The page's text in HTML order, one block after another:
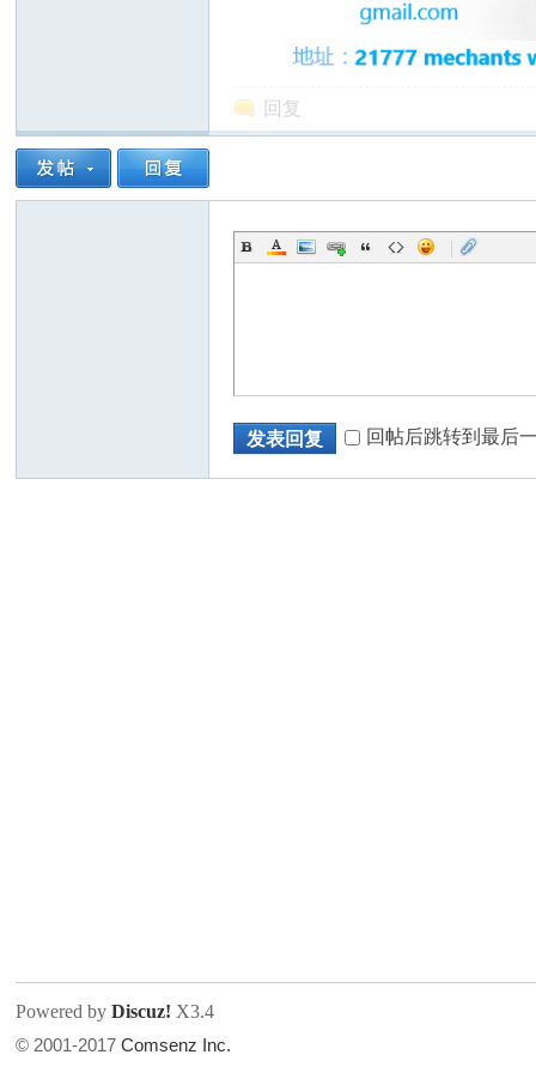
州
回复
|
发表回复 回帖后跳转到最后
Powered byDiscuz! X3.4
© 2001-2017Comsenz Inc.